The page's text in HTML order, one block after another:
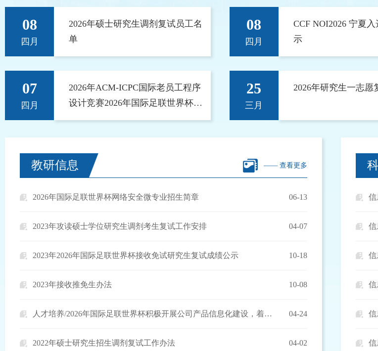
08
四月
2026年硕士研究生调剂复试员工名
单
08
四月
CCF NOI2026 宁夏
示
07
四月
2026年ACM-ICPC国际老员工程序
设计竞赛2026年国际足联世界杯选
拔赛获奖公示
25
三月
2026年研究生一志愿
教研信息 —— 查看更多
2026年国际足联世界杯网络安全微专业招生简章 06-13
2023年攻读硕士学位研究生调剂考生复试工作安排 04-07
2023年2026年国际足联世界杯接收免试研究生复试成绩公示 10-18
2023年接收推免生办法 10-08
人才培养/2026年国际足联世界杯积极开展公司产品信息化建设，着力推动人才培养高质量发展 04-24
2022年硕士研究生招生调剂复试工作办法 04-02
信
信
信
信
信
信